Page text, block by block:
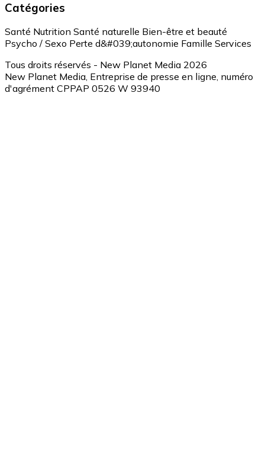
Catégories
Santé Nutrition Santé naturelle Bien-être et beauté
Psycho / Sexo Perte d&#039;autonomie Famille Services
Tous droits réservés - New Planet Media 2026
New Planet Media, Entreprise de presse en ligne, numéro
d'agrément CPPAP 0526 W 93940